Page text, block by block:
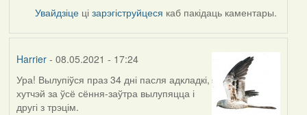
Увайдзіце цізарэгіструйцеся каб пакідаць каментары.
Harrier- 08.05.2021 - 17:24
Ура! Вылупіўся праз 34 дні пасля адкладкі,
хутчэй за ўсё сёння-заўтра вылупяцца і
другі з трэцім.